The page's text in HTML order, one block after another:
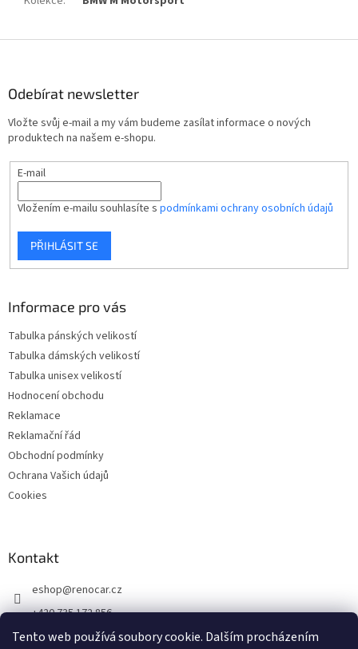
Tento web používá soubory cookie. Dalším procházením
Odebírat newsletter
Vložte svůj e-mail a my vám budeme zasílat informace o nových
produktech na našem e-shopu.
E-mail
Vložením e-mailu souhlasíte s podmínkami ochrany osobních údajů
PŘIHLÁSIT SE
Informace pro vás
Tabulka pánských velikostí
Tabulka dámských velikostí
Tabulka unisex velikostí
Hodnocení obchodu
Reklamace
Reklamační řád
Obchodní podmínky
Ochrana Vašich údajů
Cookies
Kontakt
eshop@renocar.cz
+420 735 172 856
Přidejte se k nám!